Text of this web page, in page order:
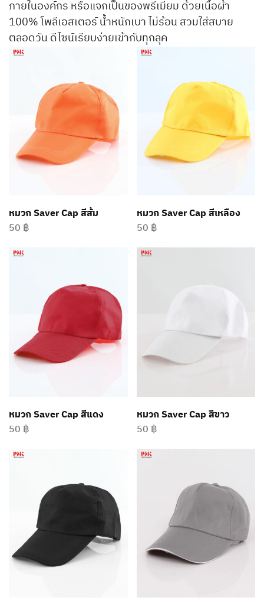
ภายในองค์กร หรือแจกเป็นของพรีเมียม ด้วยเนื้อผ้า
100% โพลีเอสเตอร์ น้ำหนักเบา ไม่ร้อน สวมใส่สบาย
ตลอดวัน ดีไซน์เรียบง่ายเข้ากับทุกลุค
หมวก Saver Cap สีส้ม
50 ฿
หมวก Saver Cap สีเหลือง
50 ฿
หมวก Saver Cap สีแดง
50 ฿
หมวก Saver Cap สีขาว
50 ฿